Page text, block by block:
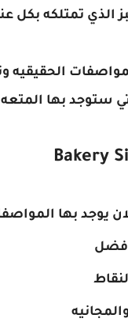
الذي تمتلكه بكل
الحقيقيه
ستوجد بها
يوجد بها